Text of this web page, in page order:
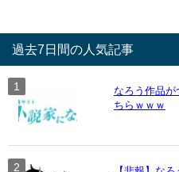
過去7日間の人気記事
なろう作品が
ちらｗｗｗ